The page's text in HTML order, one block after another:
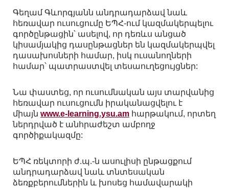
Գեղամ Գևորգյանն անդրադարձավ նաև
հեռավար ուսուցումը ԵՊՀ-ում կազմակերպելու
գործընթացին՝ ասելով, որ դեռևս անցած
կիսամյակից դասընթացներ են կազմակերպվել
դասախոսների համար, իսկ ուսանողների
համար՝ պատրաստվել տեսաուղեցույցներ:
Նա փաստեց, որ ուսումնական այս տարվանից
հեռավար ուսուցումն իրականացվելու է
միայն www.e-learning.ysu.am հարթակում, որտեղ
ներդրված է անհրաժեշտ ամբողջ
գործիքակազմը:
ԵՊՀ ռեկտորի ժ.պ.-ն ասուլիսի ընթացքում
անդրադարձավ նաև տնտեսական
ձեռքբերումներին և խոսեց համավարակի